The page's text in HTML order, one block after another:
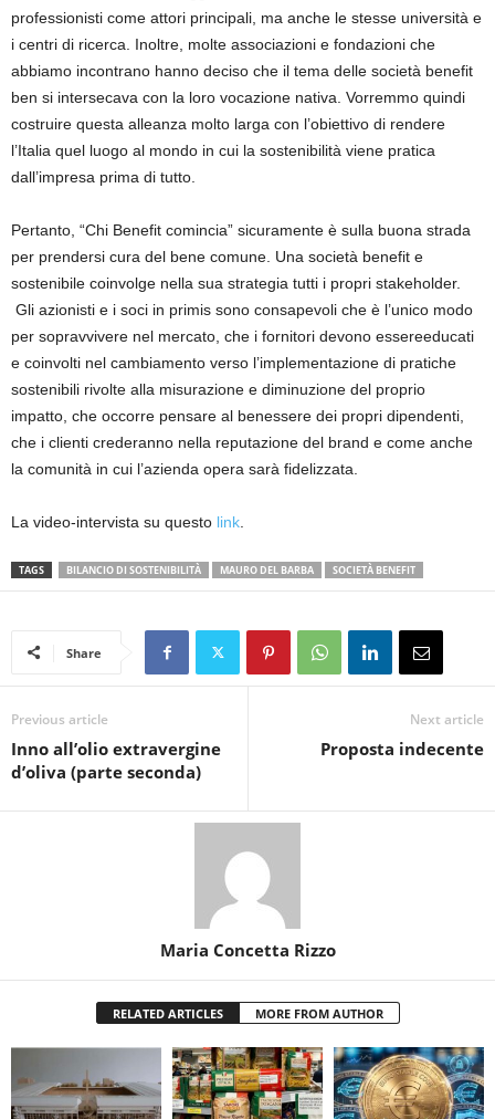
professionisti come attori principali, ma anche le stesse università e
i centri di ricerca. Inoltre, molte associazioni e fondazioni che
abbiamo incontrano hanno deciso che il tema delle società benefit
ben si intersecava con la loro vocazione nativa Vorremmo quindi
costruire questa alleanza molto larga con l’obiettivo di rendere
l’Italia quel luogo al mondo in cui la sostenibilità viene pratica
dall’impresa prima di tutto
Pertanto “Chi Benefit comincia” sicuramente è sulla buona strada
per prendersi cura del bene comune. Una società benefit e
sostenibile coinvolge nella sua strategia tutti i propri stakeholder.
Gli azionisti e i soci in primis sono consapevoli che è l’unico modo
per sopravvivere nel mercato, che i fornitori devono essereeducati
e coinvolti nel cambiamento verso l’implementazione di pratiche
sostenibili rivolte alla misurazione e diminuzione del proprio
impatto, che occorre pensare al benessere dei propri dipendenti,
che i clienti crederanno nella reputazione del brand e come anche
la comunità in cui l’azienda opera sarà fidelizzata.
La video-intervista su questo link
TAGS BILANCIO DI SOSTENIBILITÀ MAURO DEL BARBA SOCIETÀ BENEFIT
Share
Previous article
Inno all’olio extravergine
d’oliva (parte seconda)
Next article
Proposta indecente
Maria Concetta Rizzo
RELATED ARTICLES MORE FROM AUTHOR